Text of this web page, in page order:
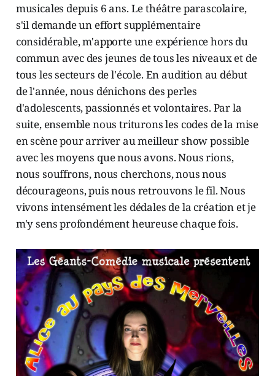
musicales depuis 6 ans. Le théâtre parascolaire,
s'il demande un effort supplémentaire
considérable, m'apporte une expérience hors du
commun avec des jeunes de tous les niveaux et de
tous les secteurs de l'école. En audition au début
de l'année, nous dénichons des perles
d'adolescents, passionnés et volontaires. Par la
suite, ensemble nous triturons les codes de la mise
en scène pour arriver au meilleur show possible
avec les moyens que nous avons. Nous rions,
nous souffrons, nous cherchons, nous nous
décourageons, puis nous retrouvons le fil. Nous
vivons intensément les dédales de la création et je
m'y sens profondément heureuse chaque fois.